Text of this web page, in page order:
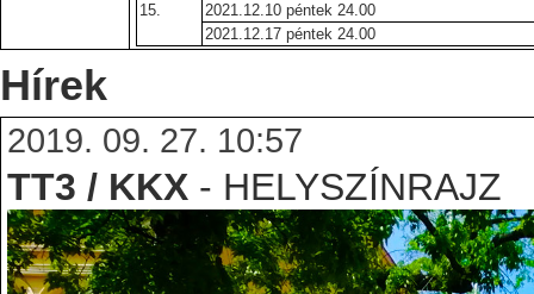
15.
2021.12.10 péntek 24.00
2021.12.17 péntek 24.00
Hírek
2019. 09. 27. 10:57
TT3 / KKX - HELYSZÍNRAJZ